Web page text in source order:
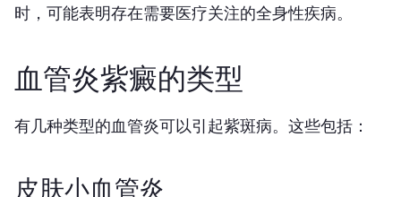
时，可能表明存在需要医疗关注的全身性疾病。
血管炎紫癜的类型
有几种类型的血管炎可以引起紫斑病。这些包括：
皮肤小血管炎